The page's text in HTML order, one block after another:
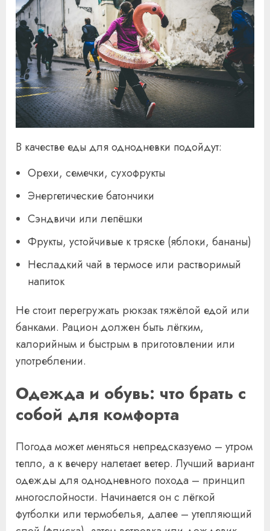
В качестве еды для однодневки подойдут:
Орехи, семечки, сухофрукты
Энергетические батончики
Сэндвичи или лепёшки
Фрукты, устойчивые к тряске (яблоки, бананы)
Несладкий чай в термосе или растворимый
напиток
Не стоит перегружать рюкзак тяжёлой едой или
банками. Рацион должен быть лёгким,
калорийным и быстрым в приготовлении или
употреблении.
Одежда и обувь: что брать с
собой для комфорта
Погода может меняться непредсказуемо – утром
тепло, а к вечеру налетает ветер. Лучший вариант
одежды для однодневного похода – принцип
многослойности. Начинается он с лёгкой
футболки или термобелья, далее – утепляющий